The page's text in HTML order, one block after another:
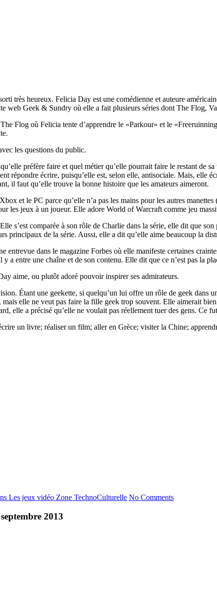
très heureux. Felicia Day est une comédienne et auteure
web Geek & Sundry où elle a fait plusieurs séries dont The Flog,
Flog où Felicia tente d’apprendre le «Parkour» et le
les questions du public.
préfère faire et quel métier qu’elle pourrait faire le restant de
répondre écrire, puisqu’elle est, selon elle, antisociale. Mais, elle
il faut qu’elle trouve la bonne histoire que les amateurs aimeront.
et le PC parce qu’elle n’a pas les mains pour les autres
les jeux à un joueur. Elle adore World of Warcraft comme jeu
s’est comparée à son rôle de Charlie dans la série, elle dit que
principaux de la série. Aussi, elle a dit qu’elle aime beaucoup la
entrevue dans le magazine Forbes où elle manifeste certaines
a entre une chaîne et de son contenu. Elle dit que ce n’est pas la
aime, ou plutôt adoré pouvoir inspirer ses admirateurs.
Étant une geekette, si quelqu’un lui offre un rôle de geek dans
elle ne veut pas faire la fille geek trop souvent. Elle aimerait
elle a précisé qu’elle ne voulait pas réellement tuer des gens. Ce
un livre; réaliser un film; aller en Grèce; visiter la Chine;
Les jeux vidéo Zone TechnoCulturelle No Comments
2013